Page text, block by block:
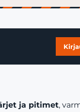
ja pitimet,